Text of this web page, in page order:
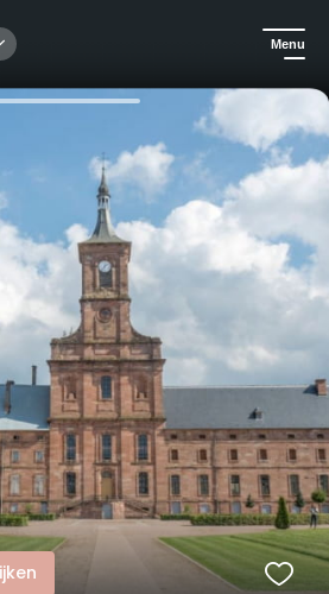
Menu
Est Abbaye de Moyenmoutier: De barok